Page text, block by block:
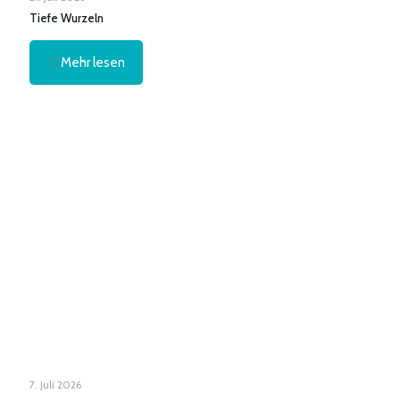
Tiefe Wurzeln
Mehr lesen
7. Juli 2026